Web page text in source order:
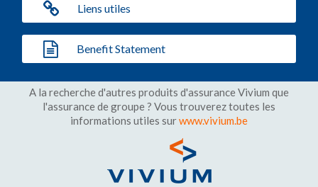
Liens utiles
Benefit Statement
A la recherche d'autres produits d'assurance Vivium que
l'assurance de groupe ? Vous trouverez toutes les
informations utiles surwww.vivium.be